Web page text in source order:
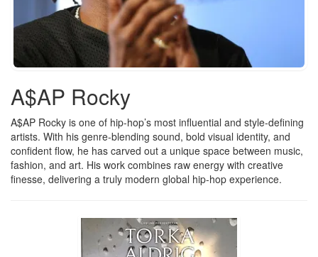
A$AP Rocky
A$AP Rocky is one of hip-hop’s most influential and style-defining
artists. With his genre-blending sound, bold visual identity, and
confident flow, he has carved out a unique space between music,
fashion, and art. His work combines raw energy with creative
finesse, delivering a truly modern global hip-hop experience.